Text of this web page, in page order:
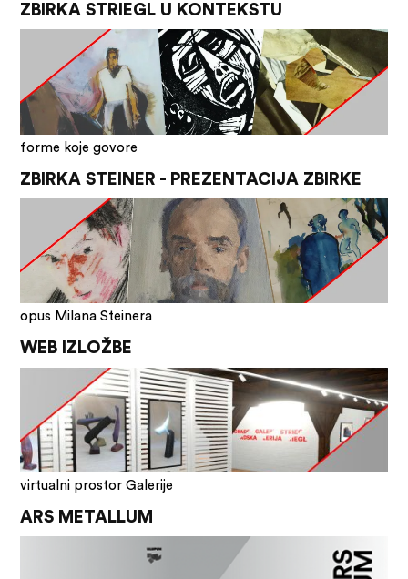
ZBIRKA STRIEGL U KONTEKSTU
forme koje govore
ZBIRKA STEINER - PREZENTACIJA ZBIRKE
opus Milana Steinera
WEB IZLOŽBE
virtualni prostor Galerije
ARS METALLUM